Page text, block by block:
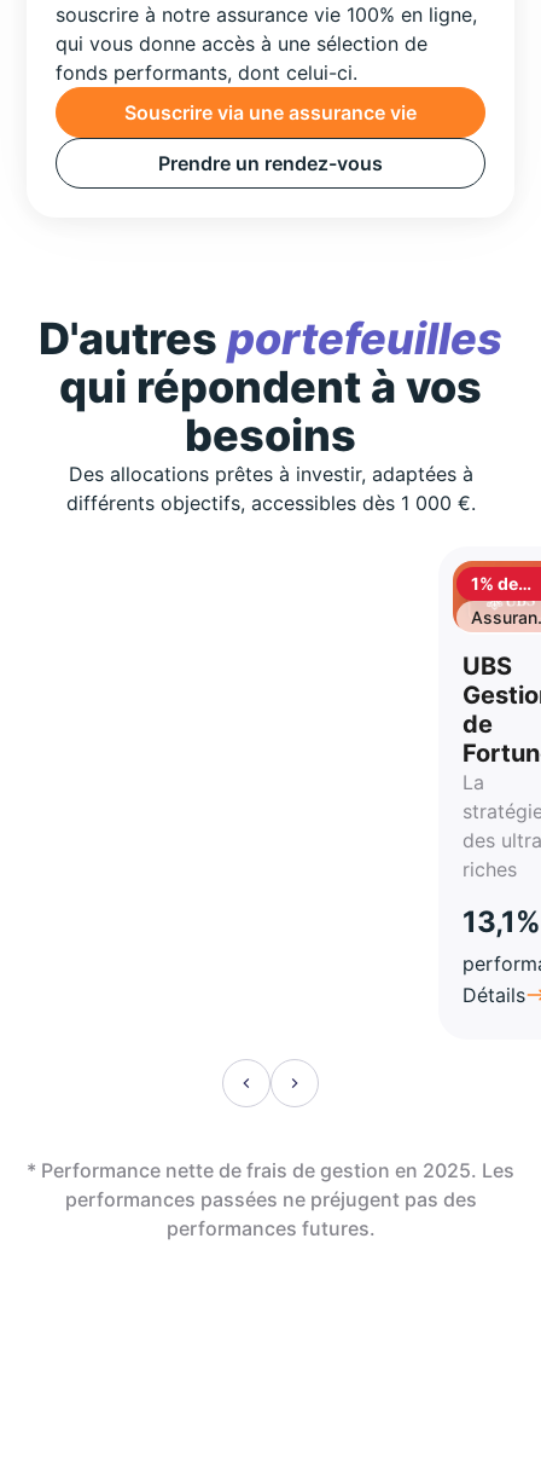
souscrire à notre assurance vie 100% en ligne,
qui vous donne accès à une sélection de
fonds performants, dont celui-ci.
Souscrire via une assurance vie
Prendre un rendez-vous
D'autres portefeuilles
qui répondent à vos
besoins
Des allocations prêtes à investir, adaptées à
différents objectifs, accessibles dès 1 000 €.
1% de
UBS
de
La
des
riches
13,1%
Détails
* Performance nette de frais de gestion en 2025. Les
performances passées ne préjugent pas des
performances futures.